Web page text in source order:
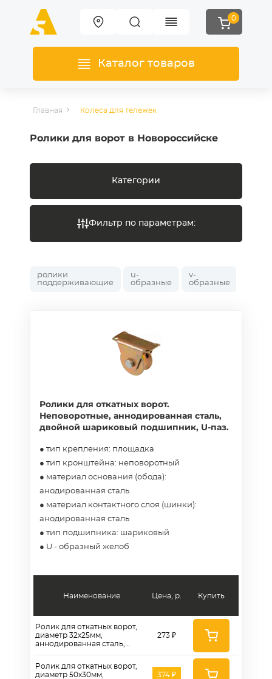
0
Каталог товаров
Главная Колеса для тележек
Ролики для ворот в Новороссийске
Категории
Фильтр по параметрам:
ролики
поддерживающие
u-
образные
v-
образные
Ролики для откатных ворот.
Неповоротные, аннодированная сталь,
двойной шариковый подшипник, U-паз.
● тип крепления: площадка
● тип кронштейна: неповоротный
● материал основания (обода):
анодированная сталь
● материал контактного слоя (шинки):
анодированная сталь
● тип подшипника: шариковый
● U - образный желоб
Наименование
Ролик для откатных ворот,
диаметр 32x25мм,
аннодированная сталь,
32x25
Ролик для откатных ворот,
диаметр 50x30мм,
Цена, р.
273 ₽
374 ₽
Купить